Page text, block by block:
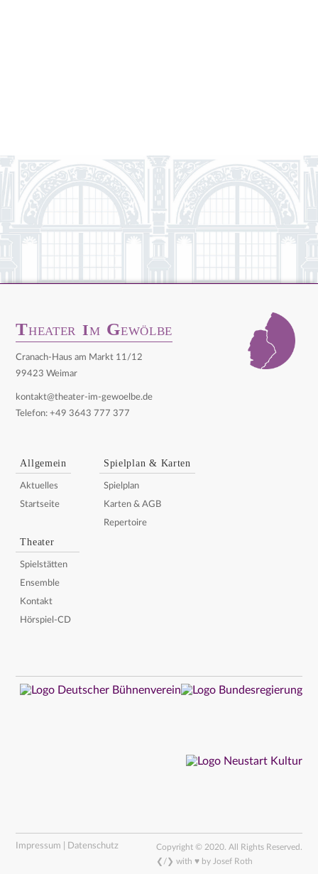
THEATER IM GEWÖLBE
Cranach-Haus am Markt 11/12
99423 Weimar
kontakt@theater-im-gewoelbe.de
Telefon: +49 3643 777 377
Allgemein
Aktuelles
Startseite
Spielplan & Karten
Spielplan
Karten & AGB
Repertoire
Theater
Spielstätten
Ensemble
Kontakt
Hörspiel-CD
Impressum | Datenschutz
Copyright © 2020. All Rights Reserved.
❮/❯ with ♥ by Josef Roth